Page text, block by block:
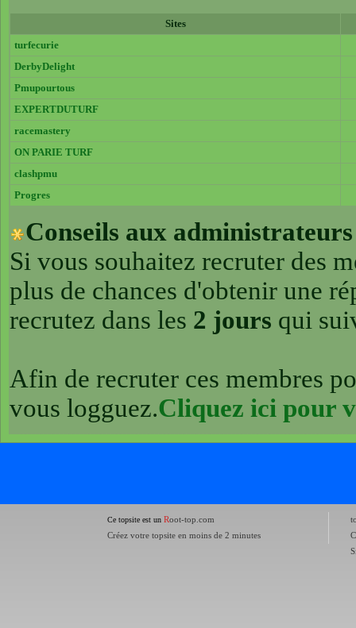
Sites
turfecurie
DerbyDelight
Pmupourtous
EXPERTDUTURF
racemastery
ON PARIE TURF
clashpmu
Progres
Conseils aux
Si vous souhaitez recruter des
plus de chances d'obtenir une
recrutez dans les 2 jours qui
Afin de recruter ces membres
vous logguez.Cliquez ici pour
Ce topsite est un Root-top.com
Créez votre topsite en moins de 2 minutes